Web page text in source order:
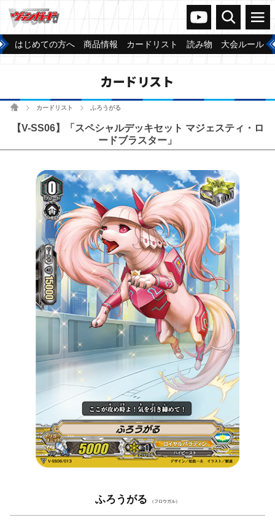
ヴァンガードch
検索 メニュー
はじめての方へ 商品情報 カードリスト 読み物 大会ルール
カードリスト
ホームカードリスト ふろうがる
【V-SS06】「スペシャルデッキセット マジェスティ・ロ
ードブラスター」
ふろうがる （フロウガル）